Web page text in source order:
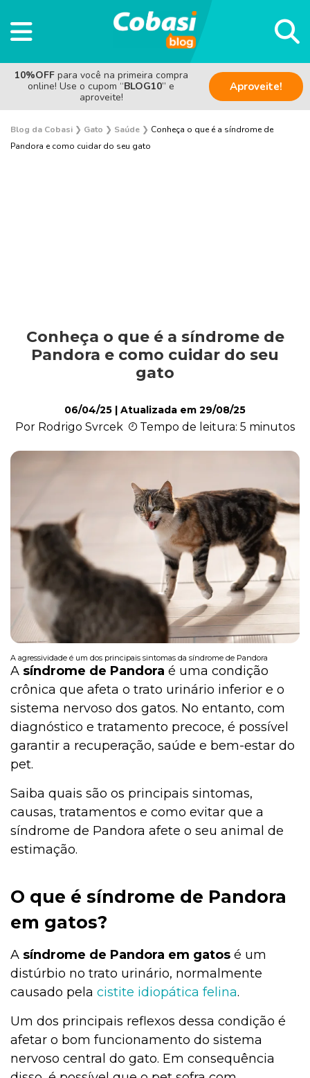
10%OFF para você na primeira compra
online! Use o cupom “BLOG10” e
aproveite!
Aproveite!
Blog da Cobasi ❯ Gato ❯ Saúde ❯ Conheça o que é a síndrome de
Pandora e como cuidar do seu gato
Comportamento
Filhote
Higiene
Saúde
Conheça o que é a síndrome de
Pandora e como cuidar do seu
gato
06/04/25 | Atualizada em 29/08/25
Por Rodrigo Svrcek Tempo de leitura: 5 minutos
A agressividade é um dos principais sintomas da síndrome de Pandora
A síndrome de Pandora é uma condição
crônica que afeta o trato urinário inferior e o
sistema nervoso dos gatos. No entanto, com
diagnóstico e tratamento precoce, é possível
garantir a recuperação, saúde e bem-estar do
pet.
Saiba quais são os principais sintomas,
causas, tratamentos e como evitar que a
síndrome de Pandora afete o seu animal de
estimação.
O que é síndrome de Pandora
em gatos?
A síndrome de Pandora em gatos é um
distúrbio no trato urinário, normalmente
causado pela cistite idiopática felina.
Um dos principais reflexos dessa condição é
afetar o bom funcionamento do sistema
nervoso central do gato. Em consequência